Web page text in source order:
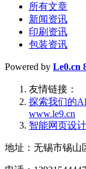
所有文章
新闻资讯
印刷资讯
包装资讯
Powered by Le0.cn
友情链接：
探索我们的‌
www.le9.cn
智能网页设计
地址：无锡市锡山